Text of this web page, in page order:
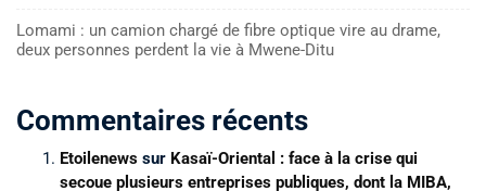
Lomami : un camion chargé de fibre optique vire au drame,
deux personnes perdent la vie à Mwene-Ditu
Commentaires récents
Etoilenews sur Kasaï-Oriental : face à la crise qui
secoue plusieurs entreprises publiques, dont la MIBA,